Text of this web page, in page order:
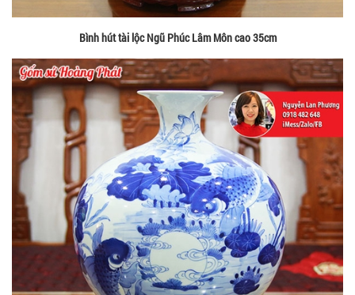
Bình hút tài lộc Ngũ Phúc Lâm Môn cao 35cm